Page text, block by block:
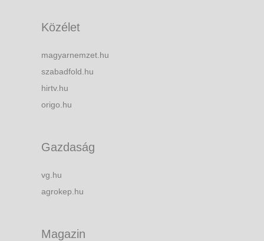
Közélet
magyarnemzet.hu
szabadfold.hu
hirtv.hu
origo.hu
Gazdaság
vg.hu
agrokep.hu
Magazin